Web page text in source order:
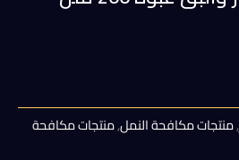
,منتجات مكافحة النمل,منتجات مكافحة